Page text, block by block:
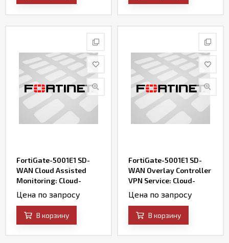
FortiGate-5001E1 SD-
WAN Cloud Assisted
Monitoring: Cloud-
based SD-WAN
Bandwidth & Quality
Monitoring Service
Цена по запросу
В корзину
FortiGate-5001E1 SD-
WAN Overlay Controller
VPN Service: Cloud-
based SD-WAN VPN
Overlay Service &
Portal
Цена по запросу
В корзину